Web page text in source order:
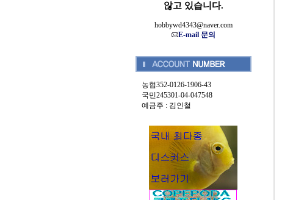
않고 있습니다.
hobbywd4343@naver.com
E-mail 문의
농협352-0126-1906-43
국민245301-04-047548
예금주 : 김인철